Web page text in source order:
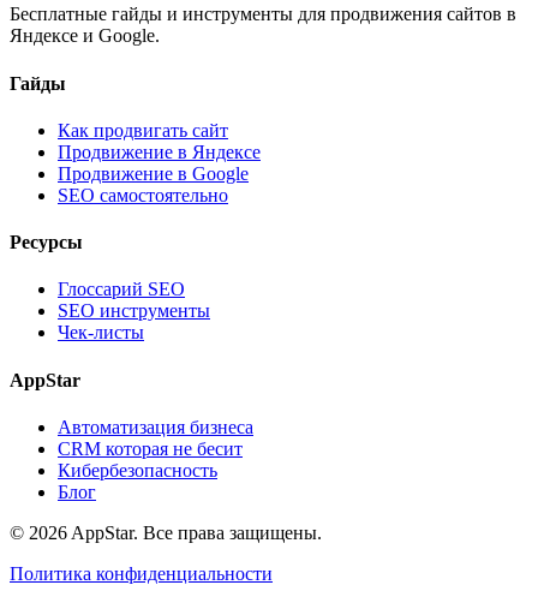
Бесплатные гайды и инструменты для продвижения сайтов в
Яндексе и Google.
Гайды
Как продвигать сайт
Продвижение в Яндексе
Продвижение в Google
SEO самостоятельно
Ресурсы
Глоссарий SEO
SEO инструменты
Чек-листы
AppStar
Автоматизация бизнеса
CRM которая не бесит
Кибербезопасность
Блог
© 2026 AppStar. Все права защищены.
Политика конфиденциальности